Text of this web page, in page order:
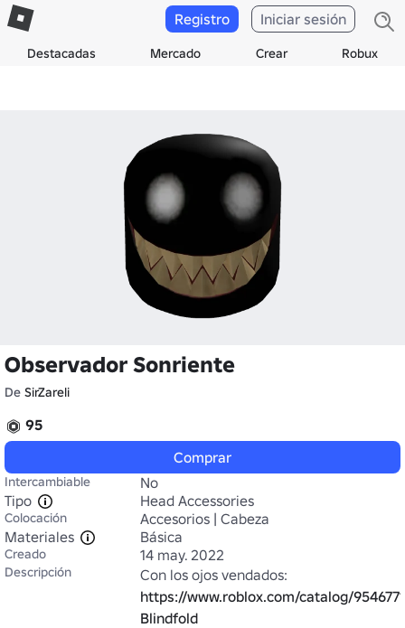
Destacadas Mercado Crear Robux
Registro Iniciar sesión
Observador Sonriente
De SirZareli
95
Comprar
Intercambiable
No
Tipo
Head Accessories
Colocación
Accesorios | Cabeza
Materiales
Básica
Creado 14 may. 2022
Descripción
https://www.roblox.com/catalog/
Blindfold